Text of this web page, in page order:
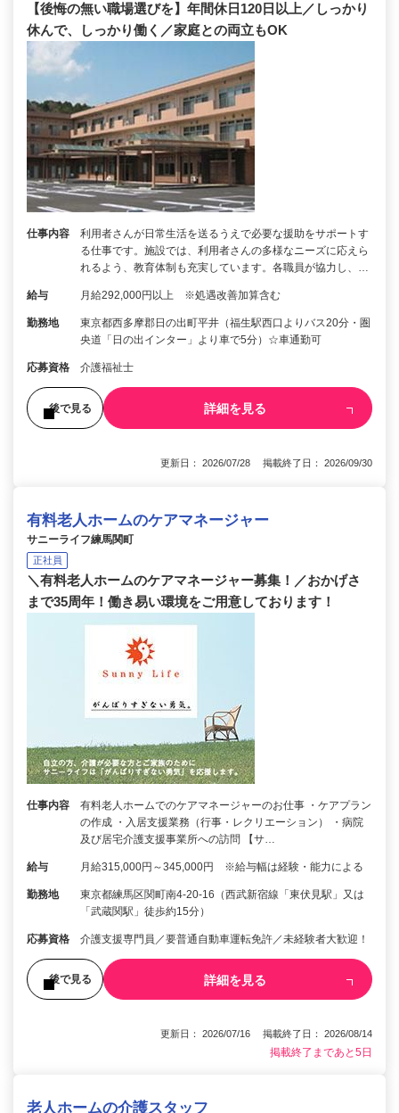
【後悔の無い職場選びを】年間休日120日以上／しっかり
休んで、しっかり働く／家庭との両立もOK
仕事内容
利用者さんが日常生活を送るうえで必要な援助をサポートす
る仕事です。施設では、利用者さんの多様なニーズに応えら
れるよう、教育体制も充実しています。各職員が協力し、…
給与 月給292,000円以上 ※処遇改善加算含む
勤務地
東京都西多摩郡日の出町平井（福生駅西口よりバス20分・圏
央道「日の出インター」より車で5分）☆車通勤可
応募資格 介護福祉士
後で見る 詳細を見る
更新日： 2026/07/28 掲載終了日： 2026/09/30
有料老人ホームのケアマネージャー
サニーライフ練馬関町
正社員
＼有料老人ホームのケアマネージャー募集！／おかげさ
まで35周年！働き易い環境をご用意しております！
仕事内容
有料老人ホームでのケアマネージャーのお仕事 ・ケアプラン
の作成 ・入居支援業務（行事・レクリエーション） ・病院
及び居宅介護支援事業所への訪問 【サ…
給与 月給315,000円～345,000円 ※給与幅は経験・能力による
勤務地
東京都練馬区関町南4-20-16（西武新宿線「東伏見駅」又は
「武蔵関駅」徒歩約15分）
応募資格 介護支援専門員／要普通自動車運転免許／未経験者大歓迎！
後で見る 詳細を見る
更新日： 2026/07/16 掲載終了日： 2026/08/14
掲載終了まであと5日
老人ホームの介護スタッフ